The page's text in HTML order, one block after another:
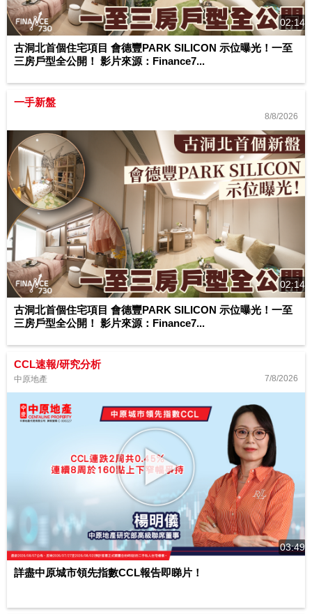
02:14
古洞北首個住宅項目 會德豐PARK SILICON 示位曝光！一至
三房戶型全公開！ 影片來源：Finance7...
一手新盤
8/8/2026
02:14
古洞北首個住宅項目 會德豐PARK SILICON 示位曝光！一至
三房戶型全公開！ 影片來源：Finance7...
CCL速報/研究分析
中原地產 7/8/2026
03:49
詳盡中原城市領先指數CCL報告即睇片！